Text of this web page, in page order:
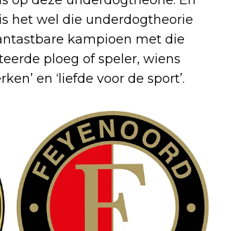
het wel die underdogtheorie
kampioen met die
ploeg of speler, wiens
en ‘liefde voor de sport’.